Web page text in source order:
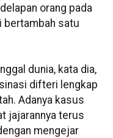
orang pada
bertambah satu
dunia, kata dia,
difteri lengkap
Adanya kasus
jajarannya terus
mengejar